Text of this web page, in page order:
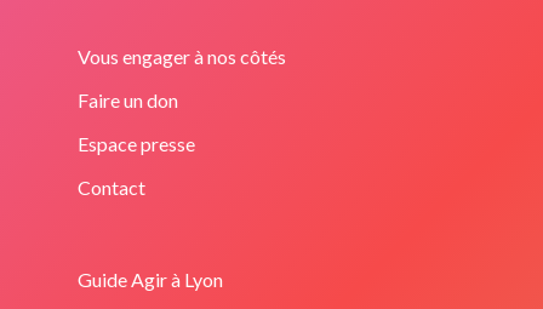
Vous engager à nos côtés
Faire un don
Espace presse
Contact
Guide Agir à Lyon